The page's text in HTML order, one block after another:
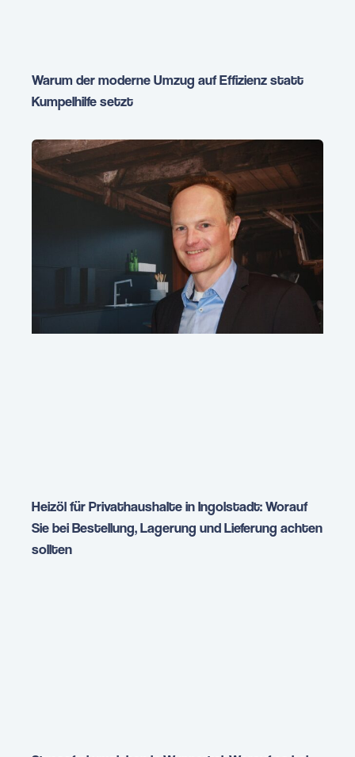
Warum der moderne Umzug auf Effizienz statt
Kumpelhilfe setzt
Heizöl für Privathaushalte in Ingolstadt: Worauf
Sie bei Bestellung, Lagerung und Lieferung achten
sollten